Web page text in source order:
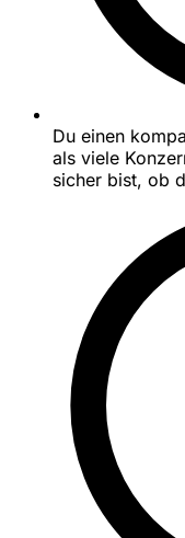
Du einen
als viele
sicher bist, ob